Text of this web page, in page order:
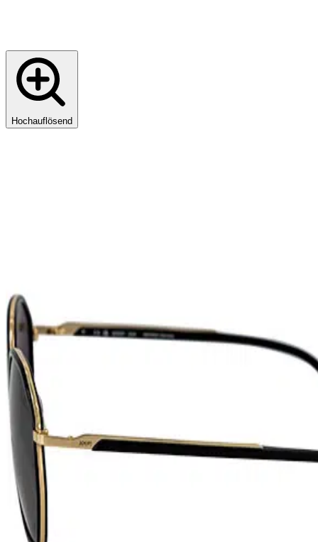
Hochauflösend